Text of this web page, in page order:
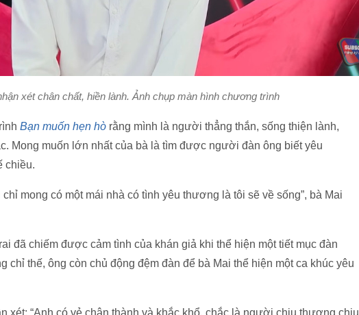
xét chân chất, hiền lành. Ảnh chụp màn hình chương trình
Bạn muốn hẹn hò rằng mình là người thẳng thắn, sống thiện lành,
Mong muốn lớn nhất của bà là tìm được người đàn ông biết yêu
chiều.
mong có một mái nhà có tình yêu thương là tôi sẽ về sống”, bà Mai
đã chiếm được cảm tình của khán giả khi thể hiện một tiết mục đàn
chỉ thế, ông còn chủ động đệm đàn để bà Mai thể hiện một ca khúc yêu